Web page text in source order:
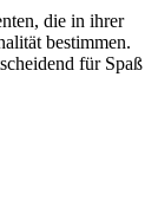
die in ihrer
bestimmen.
für Spaß